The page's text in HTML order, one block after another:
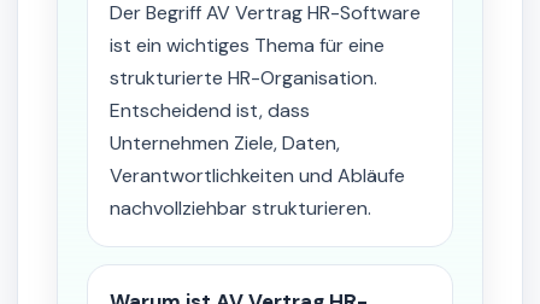
Der Begriff AV Vertrag HR-Software
ist ein wichtiges Thema für eine
strukturierte HR-Organisation.
Entscheidend ist, dass
Unternehmen Ziele, Daten,
Verantwortlichkeiten und Abläufe
nachvollziehbar strukturieren.